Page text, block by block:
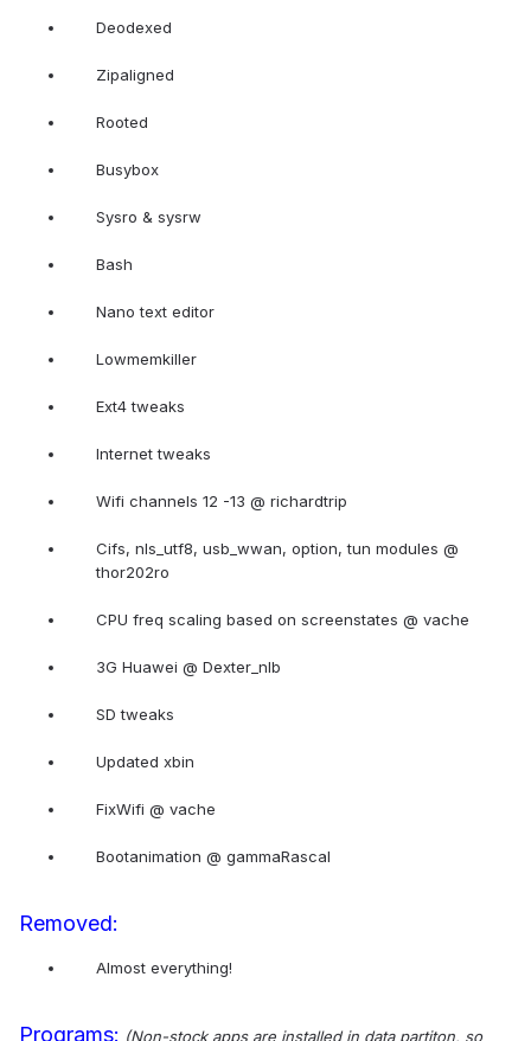
Deodexed
Zipaligned
Rooted
Busybox
Sysro & sysrw
Bash
Nano text editor
Lowmemkiller
Ext4 tweaks
Internet tweaks
Wifi channels 12 -13 @ richardtrip
Cifs, nls_utf8, usb_wwan, option, tun modules @
thor202ro
CPU freq scaling based on screenstates @ vache
3G Huawei @ Dexter_nlb
SD tweaks
Updated xbin
FixWifi @ vache
Bootanimation @ gammaRascal
Removed:
Almost everything!
Programs: (Non-stock apps are installed in data partiton, so